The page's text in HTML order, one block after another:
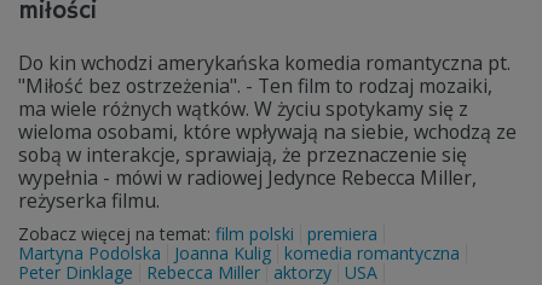
miłości
Do kin wchodzi amerykańska komedia romantyczna pt.
"Miłość bez ostrzeżenia". - Ten film to rodzaj mozaiki,
ma wiele różnych wątków. W życiu spotykamy się z
wieloma osobami, które wpływają na siebie, wchodzą ze
sobą w interakcje, sprawiają, że przeznaczenie się
wypełnia - mówi w radiowej Jedynce Rebecca Miller,
reżyserka filmu.
Zobacz więcej na temat: film polski
premiera
Martyna Podolska
Joanna Kulig
komedia romantyczna
Peter Dinklage
Rebecca Miller aktorzy USA